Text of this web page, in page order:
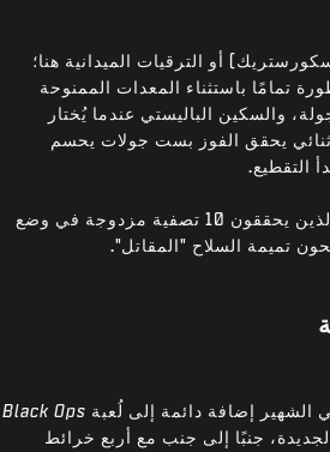
أو الترقيات الميدانية هنا؛
تمامًا باستثناء المعدات الممنوحة
والسكين الباليستي عندما يُختار
يحقق الفوز بست جولات يحسم
التقطيع.
كمكافأة إضافية، اللاعبون الذين يحققون 10 تصفية مزدوجة في وضع
تميمة السلاح "المقاتل".
الشهير إضافة دائمة إلى لُعبة Black Ops
جنبًا إلى جنب مع أربع خرائط